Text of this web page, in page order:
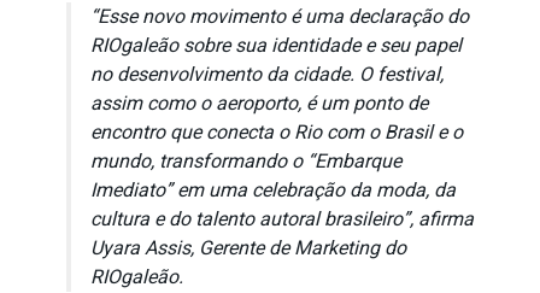
“Esse novo movimento é uma declaração do
RIOgaleão sobre sua identidade e seu papel
no desenvolvimento da cidade. O festival,
assim como o aeroporto, é um ponto de
encontro que conecta o Rio com o Brasil e o
mundo, transformando o “Embarque
Imediato” em uma celebração da moda, da
cultura e do talento autoral brasileiro”, afirma
Uyara Assis, Gerente de Marketing do
RIOgaleão.